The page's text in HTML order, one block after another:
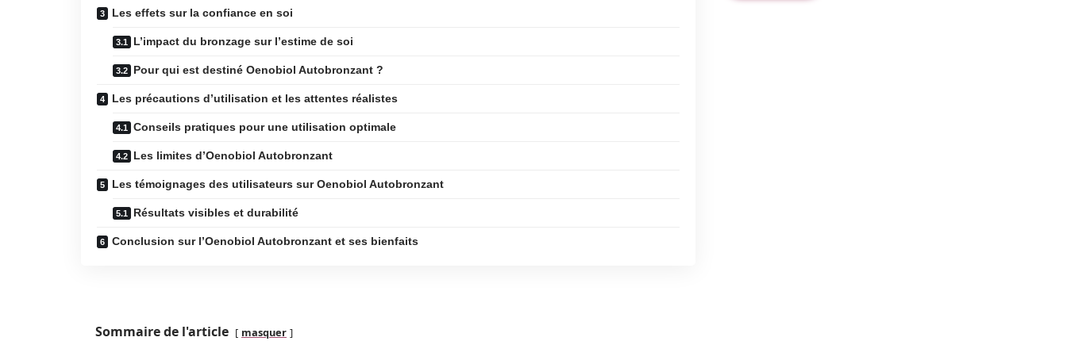
Les effets sur la confiance en soi
L’impact du bronzage sur l’estime de soi
Pour qui est destiné Oenobiol Autobronzant ?
Les précautions d’utilisation et les attentes réalistes
Conseils pratiques pour une utilisation optimale
Les limites d’Oenobiol Autobronzant
Les témoignages des utilisateurs sur Oenobiol Autobronzant
Résultats visibles et durabilité
Conclusion sur l’Oenobiol Autobronzant et ses bienfaits
Sommaire de l'article masquer